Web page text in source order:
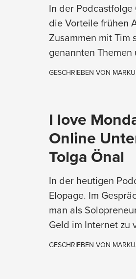
In der
die Vorteile frühen
Zusammen mit Tim
genannten
GESCHRIEBEN VON
I love
Online
Tolga Önal
In der heutigen
Elopage. Im
man als
Geld im Internet zu
GESCHRIEBEN VON